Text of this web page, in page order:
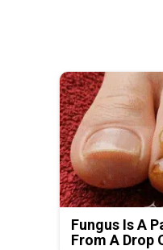
Fungus Is A
From A Drop